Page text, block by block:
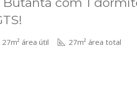
27m² área útil 27m² área total